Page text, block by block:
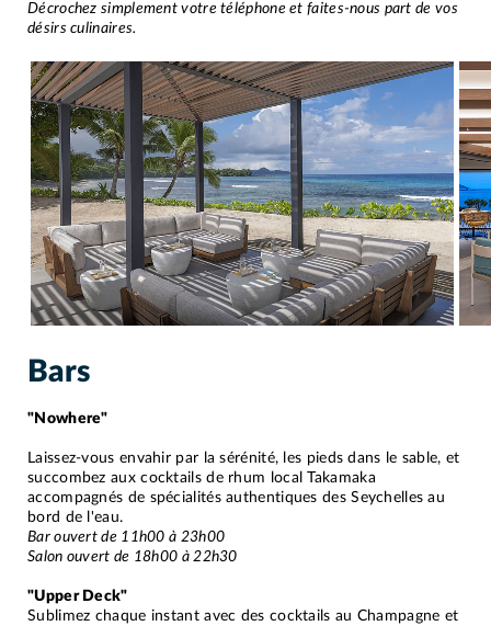
Décrochez simplement votre téléphone et faites-nous part de vos
désirs culinaires.
Bars
"Nowhere"
Laissez-vous envahir par la sérénité, les pieds dans le sable, et
succombez aux cocktails de rhum local Takamaka
accompagnés de spécialités authentiques des Seychelles au
bord de l'eau.
Bar ouvert de 11h00 à 23h00
Salon ouvert de 18h00 à 22h30
"Upper Deck"
Sublimez chaque instant avec des cocktails au Champagne et